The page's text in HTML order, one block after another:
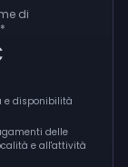
di
e disponibilità
delle
e all'attività